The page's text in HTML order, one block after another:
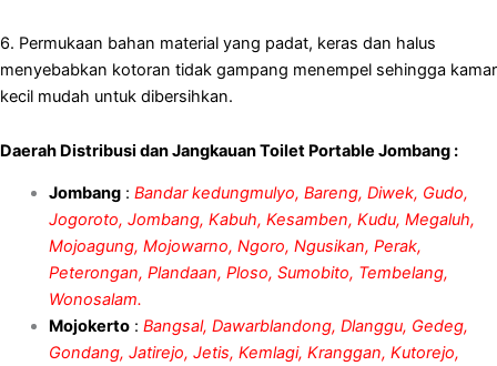
6. Permukaan bahan material yang padat, keras dan halus
menyebabkan kotoran tidak gampang menempel sehingga kamar
kecil mudah untuk dibersihkan.
Daerah Distribusi dan Jangkauan Toilet Portable Jombang :
Jombang: Bandar kedungmulyo, Bareng, Diwek, Gudo,
Jogoroto, Jombang, Kabuh, Kesamben, Kudu, Megaluh,
Mojoagung, Mojowarno, Ngoro, Ngusikan, Perak,
Peterongan, Plandaan, Ploso, Sumobito, Tembelang,
Wonosalam.
Mojokerto: Bangsal, Dawarblandong, Dlanggu, Gedeg,
Gondang, Jatirejo, Jetis, Kemlagi, Kranggan, Kutorejo,